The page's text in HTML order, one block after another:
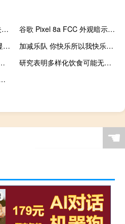
三星Galaxy S23 Ultra：有关集成超级相机功能的更多详细信息
谷歌 Pixel 8a FCC 外观暗示即将推出
Apple Watch Pro CAD渲染显示其巨大的尺寸和一个额外的按钮
加减乐队 你快乐所以我快乐（加减乐队）
笔记本电脑起价与基本 M2 型号相同
研究表明多样化饮食可能无法抑制儿童肥胖
斯柯达 Enyaq 实际续航里程测试中揭晓
☚